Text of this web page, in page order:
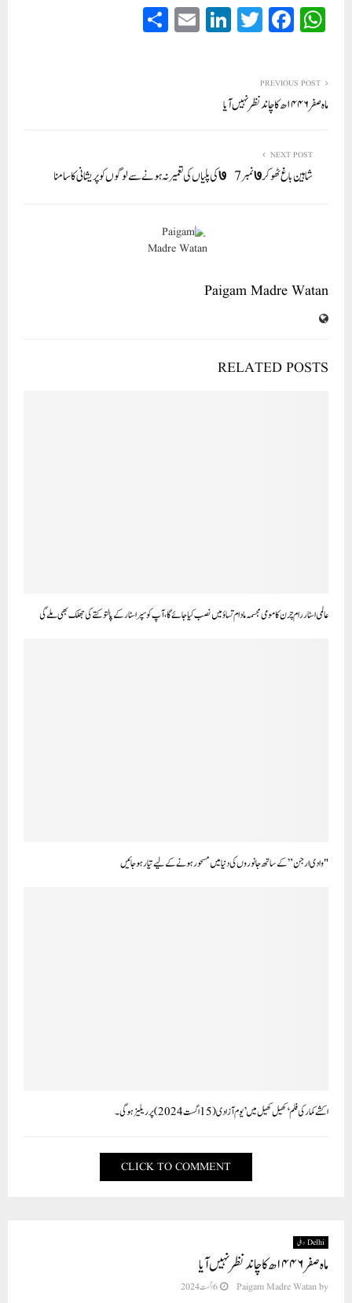
W
ha
A
pp
Fa
ce
ok
T
wi
r
Li
nk
E
m
PREVIOUS POST
ماہ صفر ۱۴۴۶ھ کا چاندنظر نہیں آیا
NEXT POST
شاہین باغ ٹھوکر ७نمبر ७ 7کی پلیا ں کی تعمیر نہ ہونے سے لوگوں کو پریشانی کا سامنا
Paigam Madre Watan
RELATED POSTS
عالمی اسٹار رام چرن کا مومی مجسمہ مادام تساؤ میں نصب کیا جائے گا، آپ کو سپر اسٹار کے پالتو کتے کی جھلک بھی ملے گی
"وادی ارجن” کے ساتھ جانوروں کی دنیا میں مسحور ہونے کے لیے تیار ہو جائیں
اکشے کمار کی فلم ‘کھیل کھیل میں’ یوم آزادی (15 اگست 2024) پر ریلیز ہوگی۔
CLICK TO COMMENT
Delhi دہلی
ماہ صفر ۱۴۴۶ھ کا چاندنظر نہیں آیا
by
Paigam Madre Watan 6 اگست 2024